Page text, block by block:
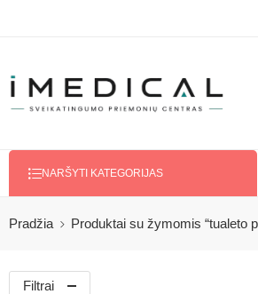
NARŠYTI KATEGORIJAS
Pradžia Produktai su žymomis “tualeto
Filtrai